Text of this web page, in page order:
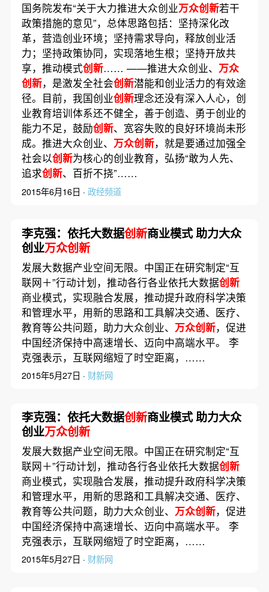
国务院发布“关于大力推进大众创业万众创新若干
政策措施的意见”，总体思路包括：坚持深化改
革，营造创业环境；坚持需求导向，释放创业活
力；坚持政策协同，实现落地生根；坚持开放共
享，推动模式创新…… ——推进大众创业、 万众
创新，是激发全社会创新潜能和创业活力的有效途
径。目前，我国创业创新理念还没有深入人心，创
业教育培训体系还不健全，善于创造、勇于创业的
能力不足，鼓励创新、宽容失败的良好环境尚未形
成。推进大众创业、 万众创新，就是要通过加强全
社会以创新为核心的创业教育，弘扬“敢为人先、
追求创新、百折不挠”……
2015年6月16日 · 政经频道
李克强：依托大数据创新商业模式 助力大众
创业万众创新
发展大数据产业空间无限。中国正在研究制定“互
联网＋”行动计划，推动各行各业依托大数据创新
商业模式，实现融合发展，推动提升政府科学决策
和管理水平，用新的思路和工具解决交通、医疗、
教育等公共问题，助力大众创业、 万众创新，促进
中国经济保持中高速增长、迈向中高端水平。 李
克强表示，互联网缩短了时空距离，……
2015年5月27日 · 财新网
李克强：依托大数据创新商业模式 助力大众
创业万众创新
发展大数据产业空间无限。中国正在研究制定“互
联网＋”行动计划，推动各行各业依托大数据创新
商业模式，实现融合发展，推动提升政府科学决策
和管理水平，用新的思路和工具解决交通、医疗、
教育等公共问题，助力大众创业、 万众创新，促进
中国经济保持中高速增长、迈向中高端水平。 李
克强表示，互联网缩短了时空距离，……
2015年5月27日 · 财新网